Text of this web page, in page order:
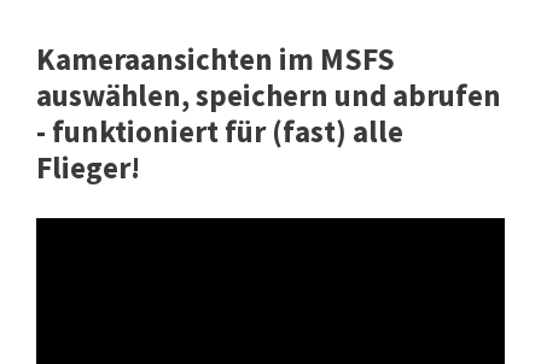
Kameraansichten im MSFS
auswählen, speichern und abrufen
- funktioniert für (fast) alle
Flieger!